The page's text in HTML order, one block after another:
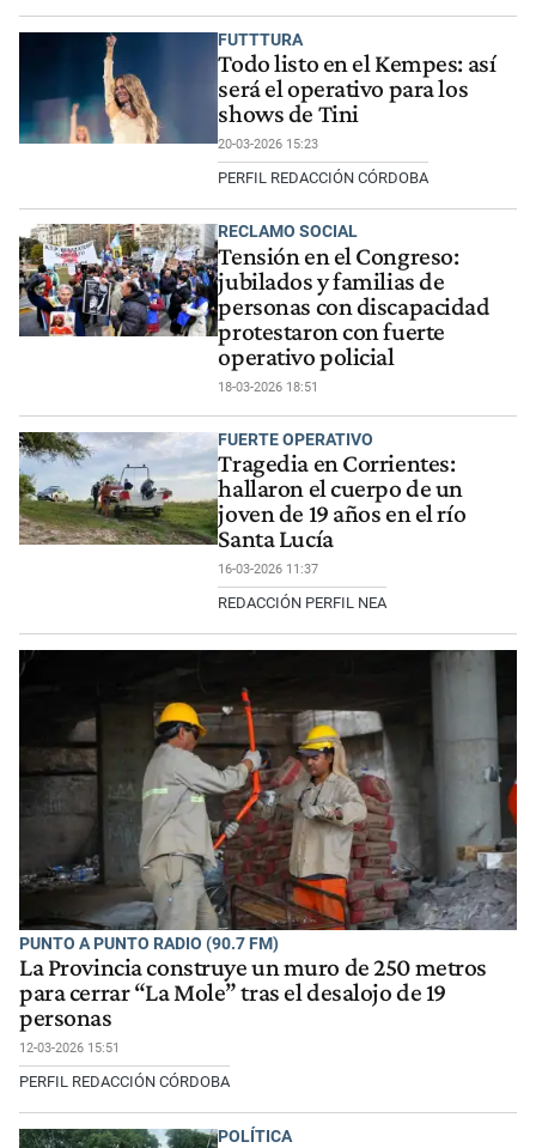
FUTTTURA
Todo listo en el Kempes: así
será el operativo para los
shows de Tini
20-03-2026 15:23
PERFIL REDACCIÓN CÓRDOBA
RECLAMO SOCIAL
Tensión en el Congreso:
jubilados y familias de
personas con discapacidad
protestaron con fuerte
operativo policial
18-03-2026 18:51
FUERTE OPERATIVO
Tragedia en Corrientes:
hallaron el cuerpo de un
joven de 19 años en el río
Santa Lucía
16-03-2026 11:37
REDACCIÓN PERFIL NEA
PUNTO A PUNTO RADIO (90.7 FM)
La Provincia construye un muro de 250 metros
para cerrar “La Mole” tras el desalojo de 19
personas
12-03-2026 15:51
PERFIL REDACCIÓN CÓRDOBA
POLÍTICA